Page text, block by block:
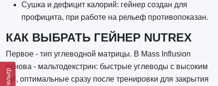
Фильтр
Сушка и дефицит калорий: гейнер создан для
профицита, при работе на рельеф противопоказан.
КАК ВЫБРАТЬ ГЕЙНЕР NUTREX
Первое - тип углеводной матрицы. В Mass Influsion
основа - мальтодекстрин: быстрые углеводы с высоким
ГИ, оптимальные сразу после тренировки для закрытия